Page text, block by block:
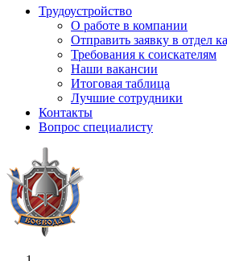
Трудоустройство
О работе в компании
Отправить заявку в отдел
Требования к соискателям
Наши вакансии
Итоговая таблица
Лучшие сотрудники
Контакты
Вопрос специалисту